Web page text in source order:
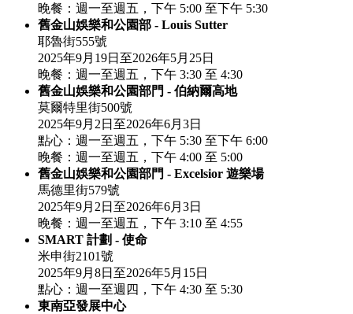
晚餐：週一至週五，下午 5:00 至下午 5:30
舊金山娛樂和公園部 - Louis Sutter
耶魯街555號
2025年9月19日至2026年5月25日
晚餐：週一至週五，下午 3:30 至 4:30
舊金山娛樂和公園部門 - 伯納爾高地
莫爾特里街500號
2025年9月2日至2026年6月3日
點心：週一至週五，下午 5:30 至下午 6:00
晚餐：週一至週五，下午 4:00 至 5:00
舊金山娛樂和公園部門 - Excelsior 遊樂場
馬德里街579號
2025年9月2日至2026年6月3日
晚餐：週一至週五，下午 3:10 至 4:55
SMART 計劃 - 使命
米申街2101號
2025年9月8日至2026年5月15日
點心：週一至週四，下午 4:30 至 5:30
東南亞發展中心